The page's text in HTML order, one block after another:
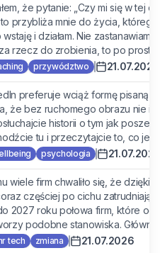
że pytanie: „Czy mi się w tej
przybliża mnie do życia, którego
i działam. Nie zastanawiam
rzecz do zrobienia, to po prostu
przywództwo 21.07.2026
preferuje wciąż formę pisaną
że bez ruchomego obrazu nie
historii o tym jak
tu i przeczytajcie to, co jest
psychologia
wiele firm chwaliło się, że dzięki
częściej po cichu zatrudniają
2027 roku połowa firm, które
podobne stanowiska.
tech zmiana 21.07.2026